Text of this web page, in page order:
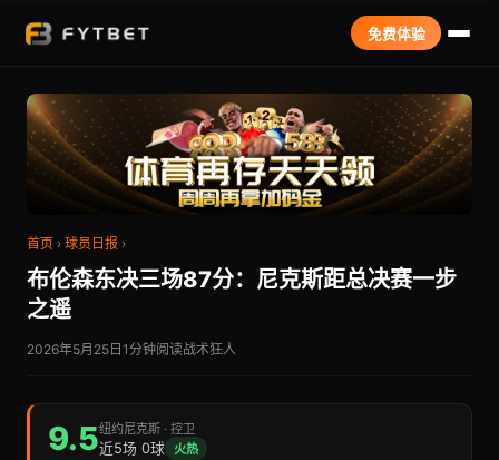
免费体验
首页 › 球员日报 ›
布伦森东决三场87分：尼克斯距总决赛一步
之遥
2026年5月25日 1分钟阅读战术狂人
9.5纽约尼克斯 · 控卫
近5场 0球 火热